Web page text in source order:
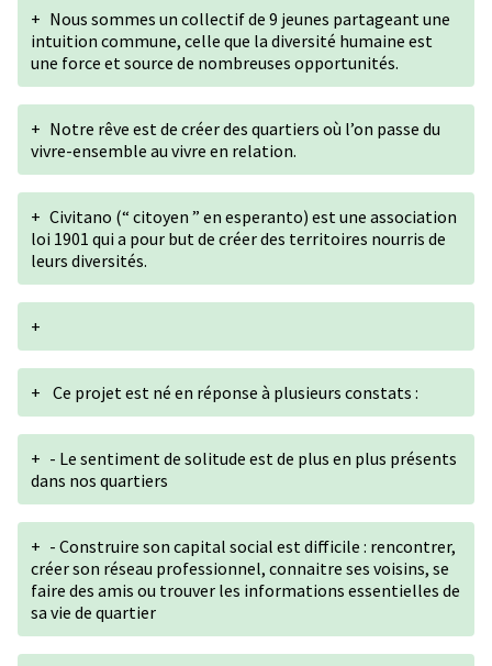
+ Nous sommes un collectif de 9 jeunes partageant une
intuition commune, celle que la diversité humaine est
une force et source de nombreuses opportunités.
+ Notre rêve est de créer des quartiers où l’on passe du
vivre-ensemble au vivre en relation.
+ Civitano (“ citoyen ” en esperanto) est une association
loi 1901 qui a pour but de créer des territoires nourris de
leurs diversités.
+
+ Ce projet est né en réponse à plusieurs constats :
+ - Le sentiment de solitude est de plus en plus présents
dans nos quartiers
+ - Construire son capital social est difficile : rencontrer,
créer son réseau professionnel, connaitre ses voisins, se
faire des amis ou trouver les informations essentielles de
sa vie de quartier